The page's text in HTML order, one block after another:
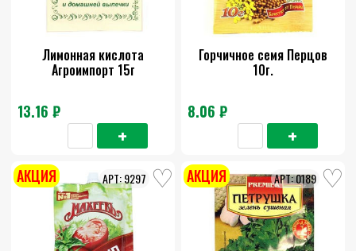
Лимонная кислота
Агроимпорт 15г
13.16 ₽
Горчичное семя Перцов
10г.
8.06 ₽
9297
АКЦИЯ 0189
АКЦИЯ